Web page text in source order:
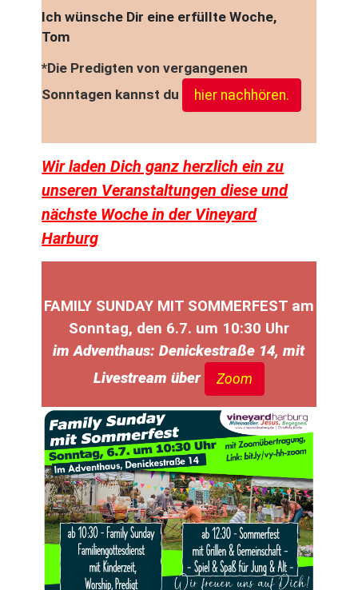
Ich wünsche Dir eine erfüllte Woche,
Tom
*Die Predigten von vergangenen
Sonntagen kannst du
hier nachhören.
Wir laden Dich ganz herzlich ein zu
unseren Veranstaltungen diese und
nächste Woche in der Vineyard
Harburg
FAMILY SUNDAY MIT SOMMERFEST am
Sonntag, den 6.7. um 10:30 Uhr
im Adventhaus: Denickestraße 14, mit
Livestream über
Zoom